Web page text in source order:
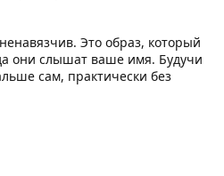
Это образ, который
они слышат ваше имя. Будучи
сам, практически без